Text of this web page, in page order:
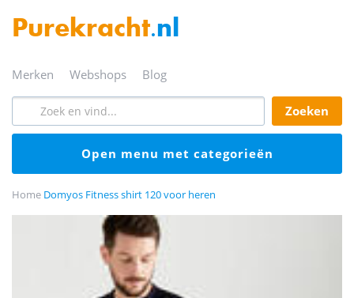
Purekracht.nl
merken webshops blog
zoeken
open menu met categorieën
Home Domyos Fitness shirt 120 voor heren